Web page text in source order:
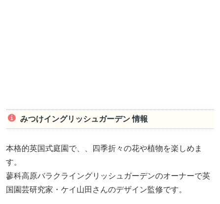
みつけイングリッシュガーデン 情報
本格的英国式庭園で、、四季折々の花や植物を楽しめま
す。
蓼科高原バラクライングリッシュガーデンのオーナーで英
国園芸研究家・ケイ山田さんのデザイン監修です。